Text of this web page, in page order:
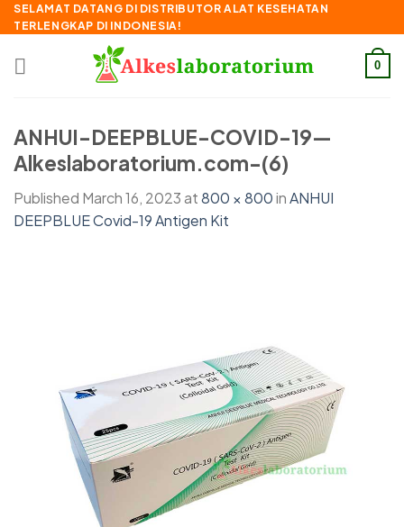
Skip
to
content
SELAMAT DATANG DI DISTRIBUTOR ALAT KESEHATAN
TERLENGKAP DI INDONESIA!
0
ANHUI-DEEPBLUE-COVID-19—
Alkeslaboratorium.com-(6)
Published March 16, 2023at800 × 800inANHUI
DEEPBLUE Covid-19 Antigen Kit